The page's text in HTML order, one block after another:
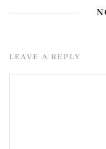
LEAVE A REPLY